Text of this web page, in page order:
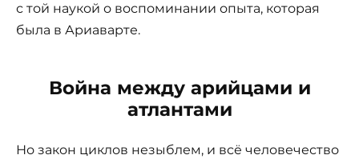
с той наукой о воспоминании опыта, которая
была в Ариаварте.
Война между арийцами и
атлантами
Но закон циклов незыблем, и всё человечество